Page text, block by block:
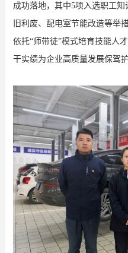
成功落地，其中5项入选职工知
旧利废、配电室节能改造等举
依托“师带徒”模式培育技能人
干实绩为企业高质量发展保驾护